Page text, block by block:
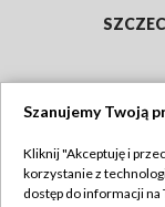
Szanujemy Twoją
Kliknij "Akceptuję i
korzystanie z
dostęp do informacji